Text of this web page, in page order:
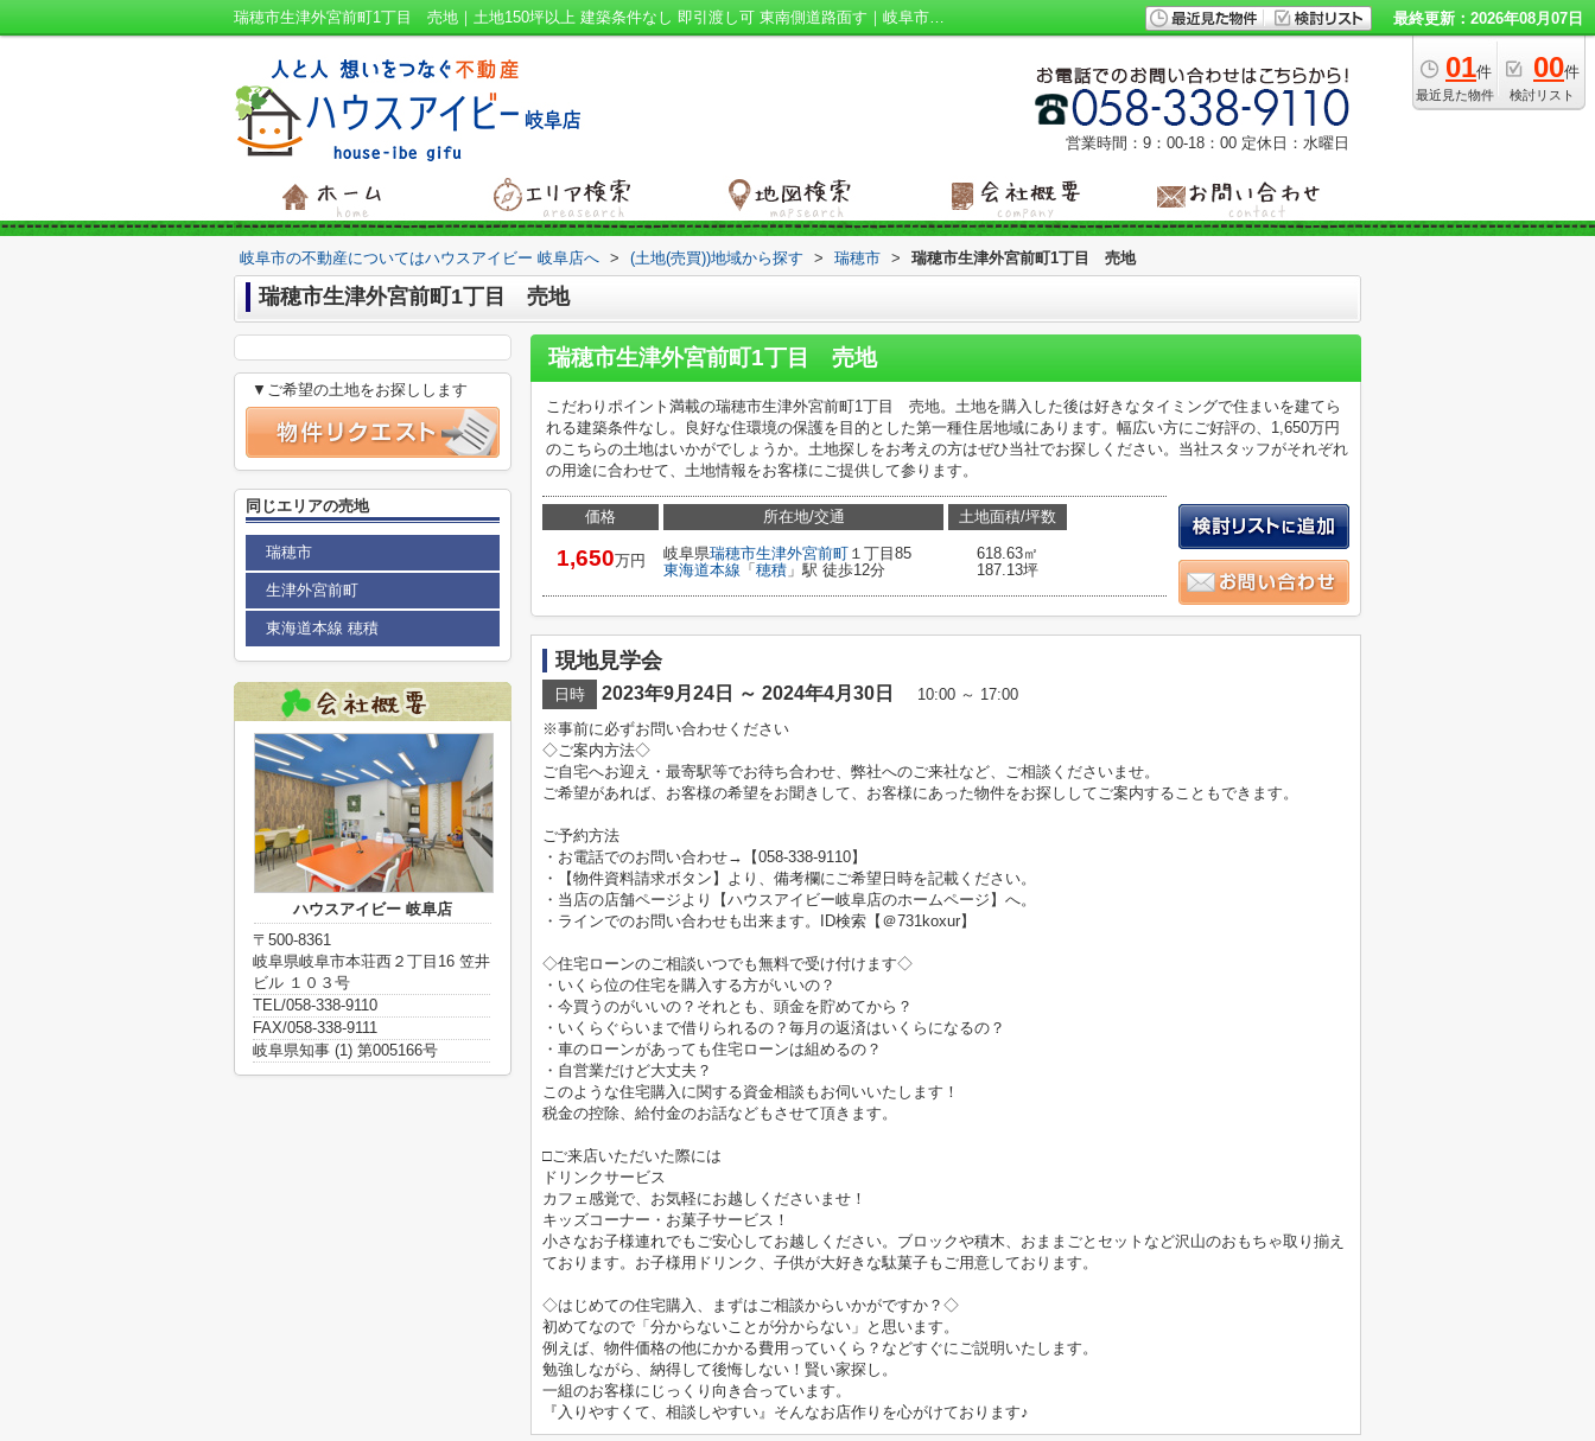
瑞穂市生津外宮前町1丁目 売地｜土地150坪以上 建築条件なし 即引渡し可 東南側道路面す｜岐阜市の建売｜ハウスアイビー 岐阜店 最終更新：2026年08月07日
01件
最近見た物件
00件
検討リスト
営業時間：9：00‐18：00 定休日：水曜日
岐阜市の不動産についてはハウスアイビー 岐阜店へ > (土地(売買))地域から探す > 瑞穂市 > 瑞穂市生津外宮前町1丁目 売地
瑞穂市生津外宮前町1丁目 売地
瑞穂市生津外宮前町1丁目 売地
こだわりポイント満載の瑞穂市生津外宮前町1丁目 売地。土地を購入した後は好きなタイミングで住まいを建てら
れる建築条件なし。良好な住環境の保護を目的とした第一種住居地域にあります。幅広い方にご好評の、1,650万円
のこちらの土地はいかがでしょうか。土地探しをお考えの方はぜひ当社でお探しください。当社スタッフがそれぞれ
の用途に合わせて、土地情報をお客様にご提供して参ります。
価格
1,650万円
所在地/交通
岐阜県瑞穂市生津外宮前町 １丁目85
東海道本線 「 穂積 」駅 徒歩12分
土地面積/坪数
618.63㎡
187.13坪
現地見学会
日時 2023年9月24日 ～ 2024年4月30日
10:00 ～ 17:00
※事前に必ずお問い合わせください
◇ご案内方法◇
ご自宅へお迎え・最寄駅等でお待ち合わせ、弊社へのご来社など、ご相談くださいませ。
ご希望があれば、お客様の希望をお聞きして、お客様にあった物件をお探ししてご案内することもできます。
ご予約方法
・お電話でのお問い合わせ→【058-338-9110】
・【物件資料請求ボタン】より、備考欄にご希望日時を記載ください。
・当店の店舗ページより【ハウスアイビー岐阜店のホームページ】へ。
・ラインでのお問い合わせも出来ます。ID検索【＠731koxur】
◇住宅ローンのご相談いつでも無料で受け付けます◇
・いくら位の住宅を購入する方がいいの？
・今買うのがいいの？それとも、頭金を貯めてから？
・いくらぐらいまで借りられるの？毎月の返済はいくらになるの？
・車のローンがあっても住宅ローンは組めるの？
・自営業だけど大丈夫？
このような住宅購入に関する資金相談もお伺いいたします！
税金の控除、給付金のお話などもさせて頂きます。
□ご来店いただいた際には
ドリンクサービス
カフェ感覚で、お気軽にお越しくださいませ！
キッズコーナー・お菓子サービス！
小さなお子様連れでもご安心してお越しください。ブロックや積木、おままごとセットなど沢山のおもちゃ取り揃え
ております。お子様用ドリンク、子供が大好きな駄菓子もご用意しております。
◇はじめての住宅購入、まずはご相談からいかがですか？◇
初めてなので「分からないことが分からない」と思います。
例えば、物件価格の他にかかる費用っていくら？などすぐにご説明いたします。
勉強しながら、納得して後悔しない！賢い家探し。
一組のお客様にじっくり向き合っています。
『入りやすくて、相談しやすい』そんなお店作りを心がけております♪
▼ご希望の土地をお探しします
同じエリアの売地
瑞穂市
生津外宮前町
東海道本線 穂積
ハウスアイビー 岐阜店
〒500-8361
岐阜県岐阜市本荘西２丁目16 笠井
ビル １０３号
TEL/058-338-9110
FAX/058-338-9111
岐阜県知事 (1) 第005166号